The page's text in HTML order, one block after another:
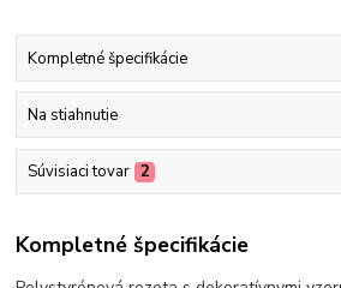
Kompletné špecifikácie
Na stiahnutie
Súvisiaci tovar 2
Kompletné špecifikácie